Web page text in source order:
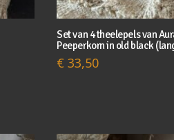
Set van 4 theelepels van
Peeperkorn in old black
€ 33,50